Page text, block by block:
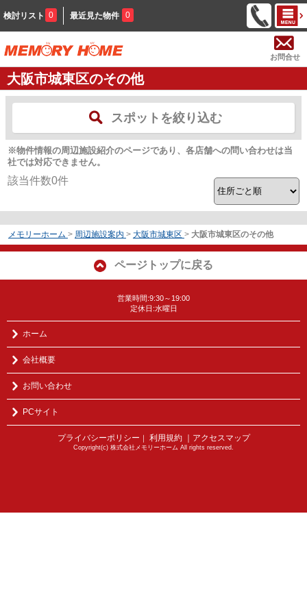
検討リスト 0 最近見た物件 0
お問合せ
大阪市城東区のその他
スポットを絞り込む
※物件情報の周辺施設紹介のページであり、各店舗への問い合わせは当
社では対応できません。
該当件数0件
メモリーホーム > 周辺施設案内 > 大阪市城東区 > 大阪市城東区のその他
ページトップに戻る
営業時間:9:30～19:00
定休日:水曜日
ホーム
会社概要
お問い合わせ
PCサイト
プライバシーポリシー ｜ 利用規約 ｜アクセスマップ
Copyright(c) 株式会社メモリーホーム All rights reserved.